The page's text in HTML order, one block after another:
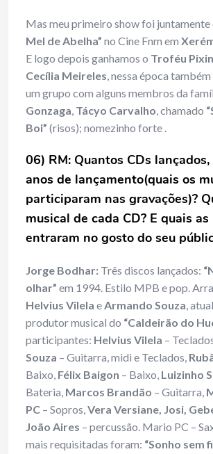
Mas meu primeiro show foi juntamente
Mel de Abelha” no Cine Fnm em
E logo depois ganhamos o Troféu
Cecília Meireles, nessa época
um grupo com alguns membros da
Gonzaga, Tácyo Carvalho, chamado
Boi” (risos); nomezinho forte .
06) RM: Quantos CDs
anos de lançamento(quais os
participaram nas gravações)?
musical de cada CD? E quais
entraram no gosto do seu
Jorge Bodhar: Três discos lançados:
olhar” em 1994. Estilo MPB e pop.
Helvius Vilela eArmando Souza,
produtor musical do “Caldeirão do
participantes: Helvius Vilela –
Souza – Guitarra, midi e Teclados,
Baixo, Félix Baigon – Baixo, Luizinho
Bateria, Marcos Brandão – Guitarra,
PC – Sopros,Vera Versiane, Josi,
João Aires – percussão. Mario PC –
mais requisitadas foram: “Sonho sem